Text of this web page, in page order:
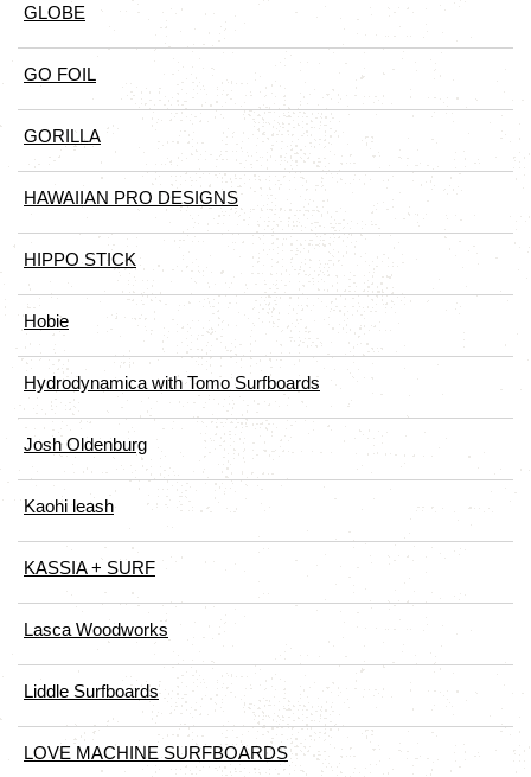
GLOBE
GO FOIL
GORILLA
HAWAIIAN PRO DESIGNS
HIPPO STICK
Hobie
Hydrodynamica with Tomo Surfboards
Josh Oldenburg
Kaohi leash
KASSIA + SURF
Lasca Woodworks
Liddle Surfboards
LOVE MACHINE SURFBOARDS